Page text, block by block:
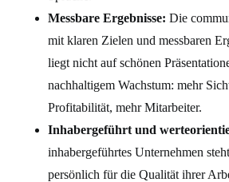
Messbare Ergebnisse: Die
mit klaren Zielen und messbaren
liegt nicht auf schönen
nachhaltigem Wachstum: mehr
Profitabilität, mehr Mitarbeiter.
Inhabergeführt und
inhabergeführtes Unternehmen
persönlich für die Qualität ihrer